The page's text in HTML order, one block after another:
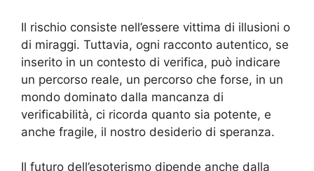
Il rischio consiste nell’essere vittima di illusioni o
di miraggi. Tuttavia, ogni racconto autentico, se
inserito in un contesto di verifica, può indicare
un percorso reale, un percorso che forse, in un
mondo dominato dalla mancanza di
verificabilità, ci ricorda quanto sia potente, e
anche fragile, il nostro desiderio di speranza.
Il futuro dell’esoterismo dipende anche dalla